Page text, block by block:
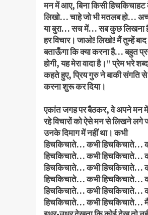
मन में आए, बिना किसी
लिखो… चाहे जो भी मतलब हो…
या बुरा… सच में… सब कुछ
हर विचार। जाओ! लिखो! मैं तुम्हें
बताऊँगा कि क्या करना है… बहुत
होगी, यह मेरा वादा है।” प्रेम भरे शब्द
कहते हुए, प्रिय गुरु ने बाकी संगति से
करना शुरू कर दिया।
एकांत जगह पर बैठकर, वे अपने मन
रहे विचारों को ऐसे मन से लिखने लगे
उनके दिमाग में नहीं था। कभी
हिचकिचाते… कभी हिचकिचाते…
हिचकिचाते… कभी हिचकिचाते…
हिचकिचाते… कभी हिचकिचाते…
हिचकिचाते… कभी हिचकिचाते…
हिचकिचाते… कभी हिचकिचाते…
हिचकिचाते… कभी हिचकिचाते…